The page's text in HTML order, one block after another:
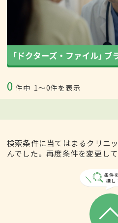
0 件中 1〜0件を表示
検索条件に当てはまるクリニ
んでした。再度条件を変更し